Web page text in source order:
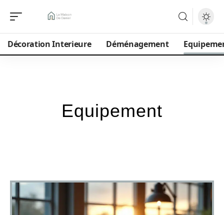
Décoration Interieure Déménagement
Equipement